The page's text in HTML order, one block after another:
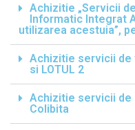
Achizitie „Servicii
Informatic Integrat
utilizarea acestuia”,
Achizitie servicii de
si LOTUL 2
Achizitie servicii de
Colibita